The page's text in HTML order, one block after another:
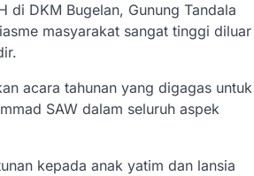
di DKM Bugelan, Gunung Tandala
masyarakat sangat tinggi diluar
acara tahunan yang digagas untuk
SAW dalam seluruh aspek
kepada anak yatim dan lansia